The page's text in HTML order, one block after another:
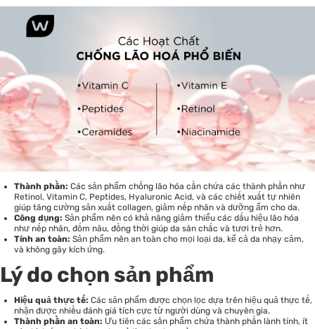
Thành phần: Các sản phẩm chống lão hóa cần chứa các thành phần như
Retinol, Vitamin C, Peptides, Hyaluronic Acid, và các chiết xuất tự nhiên
giúp tăng cường sản xuất collagen, giảm nếp nhăn và dưỡng ẩm cho da.
Công dụng: Sản phẩm nên có khả năng giảm thiểu các dấu hiệu lão hóa
như nếp nhăn, đốm nâu, đồng thời giúp da săn chắc và tươi trẻ hơn.
Tính an toàn: Sản phẩm nên an toàn cho mọi loại da, kể cả da nhạy cảm,
và không gây kích ứng.
Lý do chọn sản phẩm
Hiệu quả thực tế: Các sản phẩm được chọn lọc dựa trên hiệu quả thực tế,
nhận được nhiều đánh giá tích cực từ người dùng và chuyên gia.
Thành phần an toàn: Ưu tiên các sản phẩm chứa thành phần lành tính, ít